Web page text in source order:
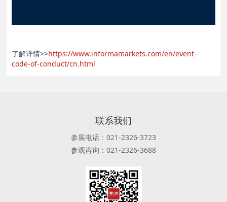
了解详情>>https://www.informamarkets.com/en/event-
code-of-conduct/cn.html
联系我们
参展电话：021-2326-3723
参观咨询：021-2326-3688